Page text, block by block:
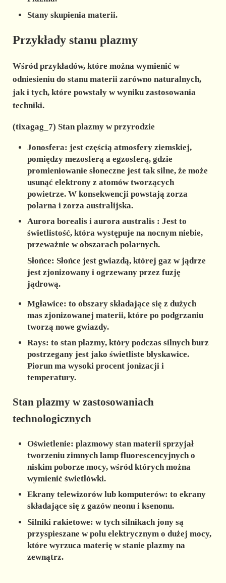
Stany skupienia materii.
Przykłady stanu plazmy
Wśród przykładów, które można wymienić w
odniesieniu do stanu materii zarówno naturalnych,
jak i tych, które powstały w wyniku zastosowania
techniki.
(tixagag_7) Stan plazmy w przyrodzie
Jonosfera: jest częścią atmosfery ziemskiej,
pomiędzy mezosferą a egzosferą, gdzie
promieniowanie słoneczne jest tak silne, że może
usunąć elektrony z atomów tworzących
powietrze. W konsekwencji powstają zorza
polarna i zorza australijska.
Aurora borealis i aurora australis : Jest to
świetlistość, która występuje na nocnym niebie,
przeważnie w obszarach polarnych.
Słońce: Słońce jest gwiazdą, której gaz w jądrze
jest zjonizowany i ogrzewany przez fuzję
jądrową.
Mgławice: to obszary składające się z dużych
mas zjonizowanej materii, które po podgrzaniu
tworzą nowe gwiazdy.
Rays: to stan plazmy, który podczas silnych burz
postrzegany jest jako świetliste błyskawice.
Piorun ma wysoki procent jonizacji i
temperatury.
Stan plazmy w zastosowaniach
technologicznych
Oświetlenie: plazmowy stan materii sprzyjał
tworzeniu zimnych lamp fluorescencyjnych o
niskim poborze mocy, wśród których można
wymienić świetlówki.
Ekrany telewizorów lub komputerów: to ekrany
składające się z gazów neonu i ksenonu.
Silniki rakietowe: w tych silnikach jony są
przyspieszane w polu elektrycznym o dużej mocy,
które wyrzuca materię w stanie plazmy na
zewnątrz.